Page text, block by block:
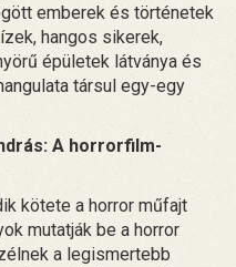
emberek és történetek
hangos sikerek,
épületek látványa és
társul egy-egy
A horrorfilm-
kötete a horror műfajt
mutatják be a horror
a legismertebb